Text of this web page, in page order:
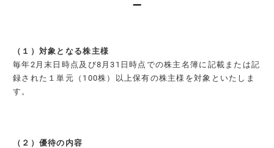
（１）対象となる株主様
毎年2月末日時点及び8月31日時点での株主名簿に記載または記
録された１単元（100株）以上保有の株主様を対象といたしま
す。
（２）優待の内容